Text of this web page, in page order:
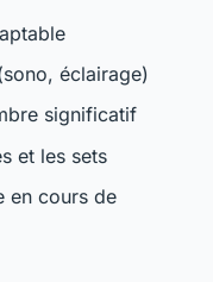
éclairage)
significatif
et les sets
en cours de